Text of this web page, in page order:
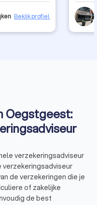
Bekijk profiel
Oegstgeest:
verzekeringsadviseur
verzekeringsadviseur
de verzekeringen die je
of zakelijke
de best